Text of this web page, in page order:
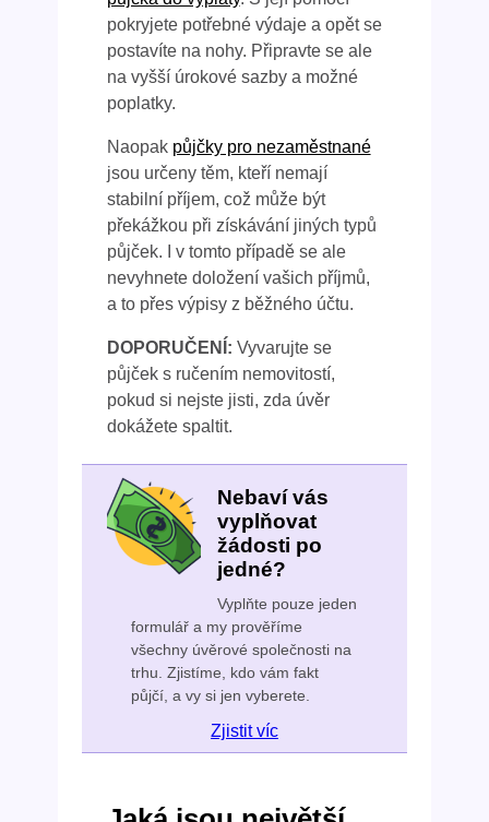
pokryjete potřebné výdaje a opět se
postavíte na nohy. Připravte se ale
na vyšší úrokové sazby a možné
poplatky.
Naopak půjčky pro nezaměstnané
jsou určeny těm, kteří nemají
stabilní příjem, což může být
překážkou při získávání jiných typů
půjček. I v tomto případě se ale
nevyhnete doložení vašich příjmů,
a to přes výpisy z běžného účtu.
DOPORUČENÍ: Vyvarujte se
půjček s ručením nemovitostí,
pokud si nejste jisti, zda úvěr
dokážete spaltit.
Nebaví vás
vyplňovat
žádosti po
jedné?
Vyplňte pouze jeden
formulář a my prověříme
všechny úvěrové společnosti na
trhu. Zjistíme, kdo vám fakt
půjčí, a vy si jen vyberete.
Zjistit víc